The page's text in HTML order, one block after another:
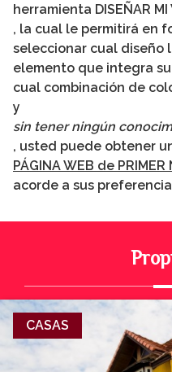
herramienta DISEÑAR MI
, la cual le permitirá en
seleccionar cual diseño
elemento que integra
cual combinación de
y
sin tener ningún
, usted puede obtener
PÁGINA WEB de PRIMER
acorde a sus
CASAS